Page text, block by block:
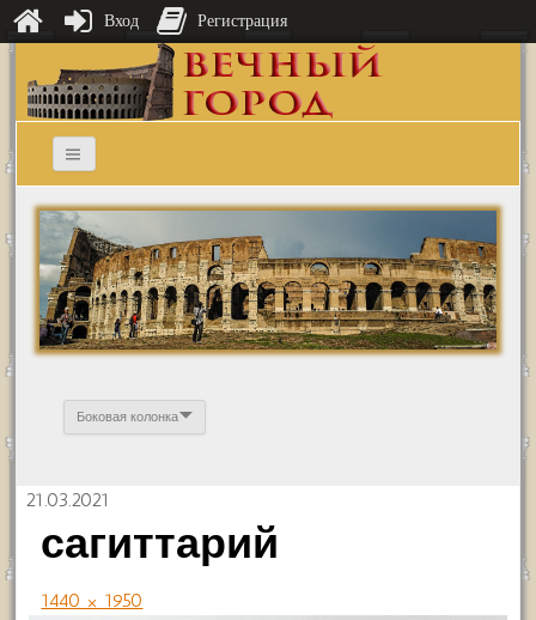
Боковая колонка
21.03.2021
сагиттарий
1440 × 1950
Вход Регистрация